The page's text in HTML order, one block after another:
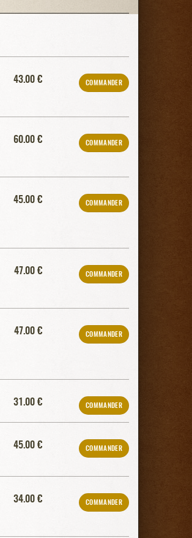
43.00 € COMMANDER
60.00 € COMMANDER
45.00 € COMMANDER
47.00 € COMMANDER
47.00 € COMMANDER
31.00 € COMMANDER
45.00 € COMMANDER
34.00 € COMMANDER